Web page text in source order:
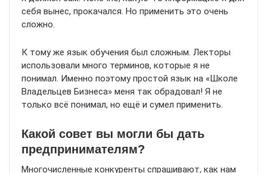
себя вынес, прокачался. Но применить это очень
сложно.
К тому же язык обучения был сложным. Лекторы
использовали много терминов, которые я не
понимал. Именно поэтому простой язык на «Школе
Владельцев Бизнеса» меня так обрадовал! Я не
только всё понимал, но ещё и сумел применить.
Какой совет вы могли бы дать
предпринимателям?
Многочисленные конкуренты спрашивают, как нам